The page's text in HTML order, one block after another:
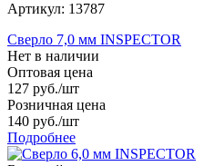
Артикул: 13787
Сверло 7,0 мм INSPECTOR
Нет в наличии
Оптовая цена
127 руб./шт
Розничная цена
140 руб./шт
Подробнее